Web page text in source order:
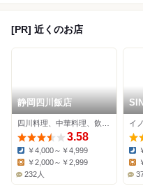
[PR] 近くのお店
静岡四川飯店
3.58
Dinner:
￥4,000～￥4,999
￥2,000～￥2,999
232人
イ